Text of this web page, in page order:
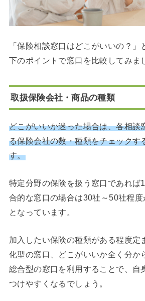
「保険相談窓口はどこがいいの？」
下のポイントで窓口を比較してみま
取扱保険会社・商品の種類
どこがいいか迷った場合は、各相談
る保険会社の数・種類をチェックす
す。
特定分野の保険を扱う窓口であれば
合的な窓口の場合は30社～50社程
となっています。
加入したい保険の種類がある程度定
化型の窓口、どこがいいか全く分か
総合型の窓口を利用することで、自
つけやすくなるでしょう。